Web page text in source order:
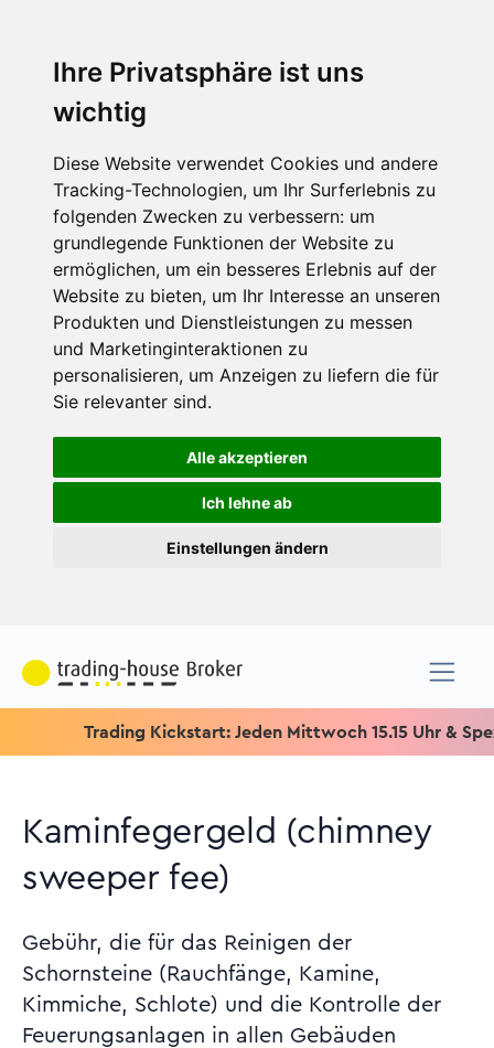
Ihre Privatsphäre ist uns
wichtig
Diese Website verwendet Cookies und andere
Tracking-Technologien, um Ihr Surferlebnis zu
folgenden Zwecken zu verbessern: um
grundlegende Funktionen der Website zu
ermöglichen, um ein besseres Erlebnis auf der
Website zu bieten, um Ihr Interesse an unseren
Produkten und Dienstleistungen zu messen
und Marketinginteraktionen zu
personalisieren, um Anzeigen zu liefern die für
Sie relevanter sind.
Alle akzeptieren
Ich lehne ab
Einstellungen ändern
Trading Kickstart: Jeden Mittwoch 15.15 Uhr & Speziell
Kaminfegergeld (chimney
sweeper fee)
Gebühr, die für das Reinigen der
Schornsteine (Rauchfänge, Kamine,
Kimmiche, Schlote) und die Kontrolle der
Feuerungsanlagen in allen Gebäuden